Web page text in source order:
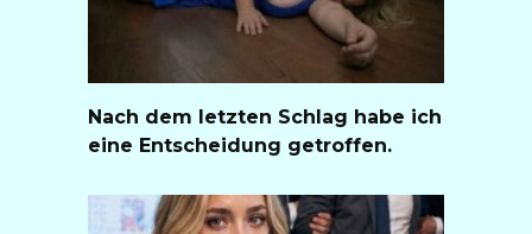
Nach dem letzten Schlag habe ich
eine Entscheidung getroffen.